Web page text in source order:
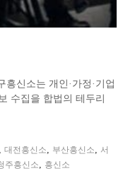
신소는 개인·가정·기업
수집을 합법의 테두리
, 대전흥신소, 부산흥신소, 서
주흥신소, 흥신소